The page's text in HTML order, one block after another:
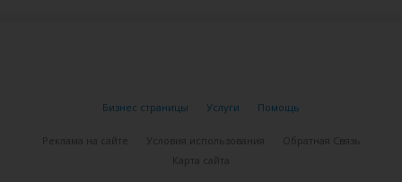
Бизнес страницы Услуги Помощь
Реклама на сайте Условия использования
Обратная Связь
Карта сайта